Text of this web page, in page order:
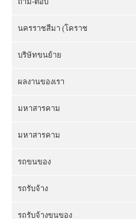
นครราชสีมา (โคราช
บริษัทขนย้าย
ผลงานของเรา
มหาสารคาม
มหาสารคาม
รถขนของ
รถรับจ้าง
รถรับจ้างขนของ